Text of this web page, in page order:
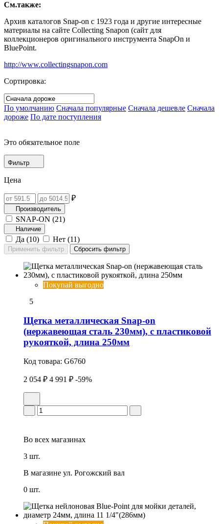
См.также:
Архив каталогов Snap-on с 1923 года и другие интересные
материалы на сайте Collecting Snapon (сайт для
коллекционеров оригинального инструмента SnapOn и
BluePoint.
http://www.collectingsnapon.com
Сортировка:
По умолчанию Сначала популярные Сначала дешевле Сначала
дороже По дате поступления
Это обязательное поле
Фильтр
Цена
₽
Производитель
SNAP-ON (21)
Наличие
Да (10) Нет (11)
Покупай выгодно
5
Щетка металлическая Snap-on
(нержавеющая сталь 230мм), с пластиковой
рукояткой, длина 250мм
Код товара: G6760
2 054 ₽ 4 991 ₽ -59%
Во всех магазинах
3 шт.
В магазине ул. Рогожский вал
0 шт.